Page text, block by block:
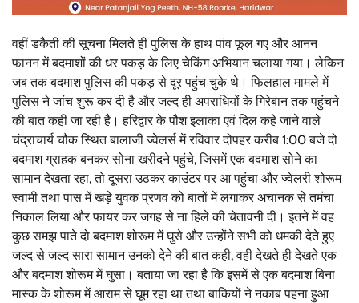
वहीं डकैती की सूचना मिलते ही पुलिस के हाथ पांव फूल गए और आनन
फानन में बदमाशों की धर पकड़ के लिए चेकिंग अभियान चलाया गया। लेकिन
जब तक बदमाश पुलिस की पकड़ से दूर पहुंच चुके थे। फिलहाल मामले में
पुलिस ने जांच शुरू कर दी है और जल्द ही अपराधियों के गिरेबान तक पहुंचने
की बात कही जा रही है। हरिद्वार के पौश इलाका एवं दिल कहे जाने वाले
चंद्राचार्य चौक स्थित बालाजी ज्वेलर्स में रविवार दोपहर करीब 1:00 बजे दो
बदमाश ग्राहक बनकर सोना खरीदने पहुंचे, जिसमें एक बदमाश सोने का
सामान देखता रहा, तो दूसरा उठकर काउंटर पर आ पहुंचा और ज्वेलरी शोरूम
स्वामी तथा पास में खड़े युवक प्रणव को बातों में लगाकर अचानक से तमंचा
निकाल लिया और फायर कर जगह से ना हिले की चेतावनी दी। इतने में वह
कुछ समझ पाते दो बदमाश शोरूम में घुसे और उन्होंने सभी को धमकी देते हुए
जल्द से जल्द सारा सामान उनको देने की बात कही, वही देखते ही देखते एक
और बदमाश शोरूम में घुसा। बताया जा रहा है कि इसमें से एक बदमाश बिना
मास्क के शोरूम में आराम से घूम रहा था तथा बाकियों ने नकाब पहना हुआ